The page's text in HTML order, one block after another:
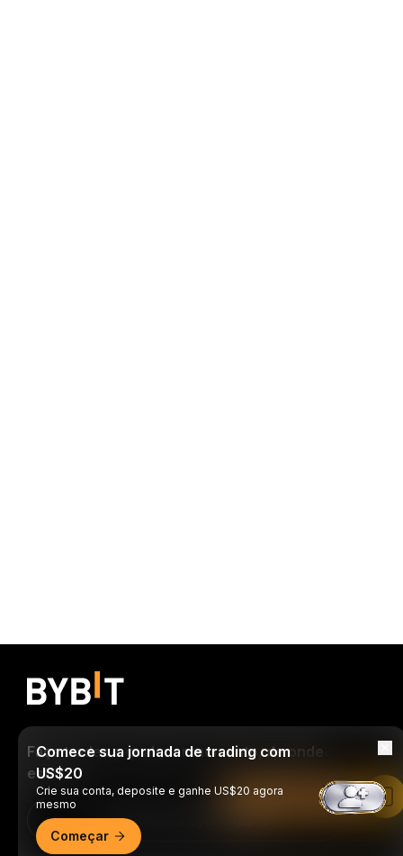
Faça trades a qualquer momento, de onde
estiver!
Download Bybit App
Comece sua jornada de trading com
US$20
Crie sua conta, deposite e ganhe US$20 agora
mesmo
Começar
Leia no app da Bybit